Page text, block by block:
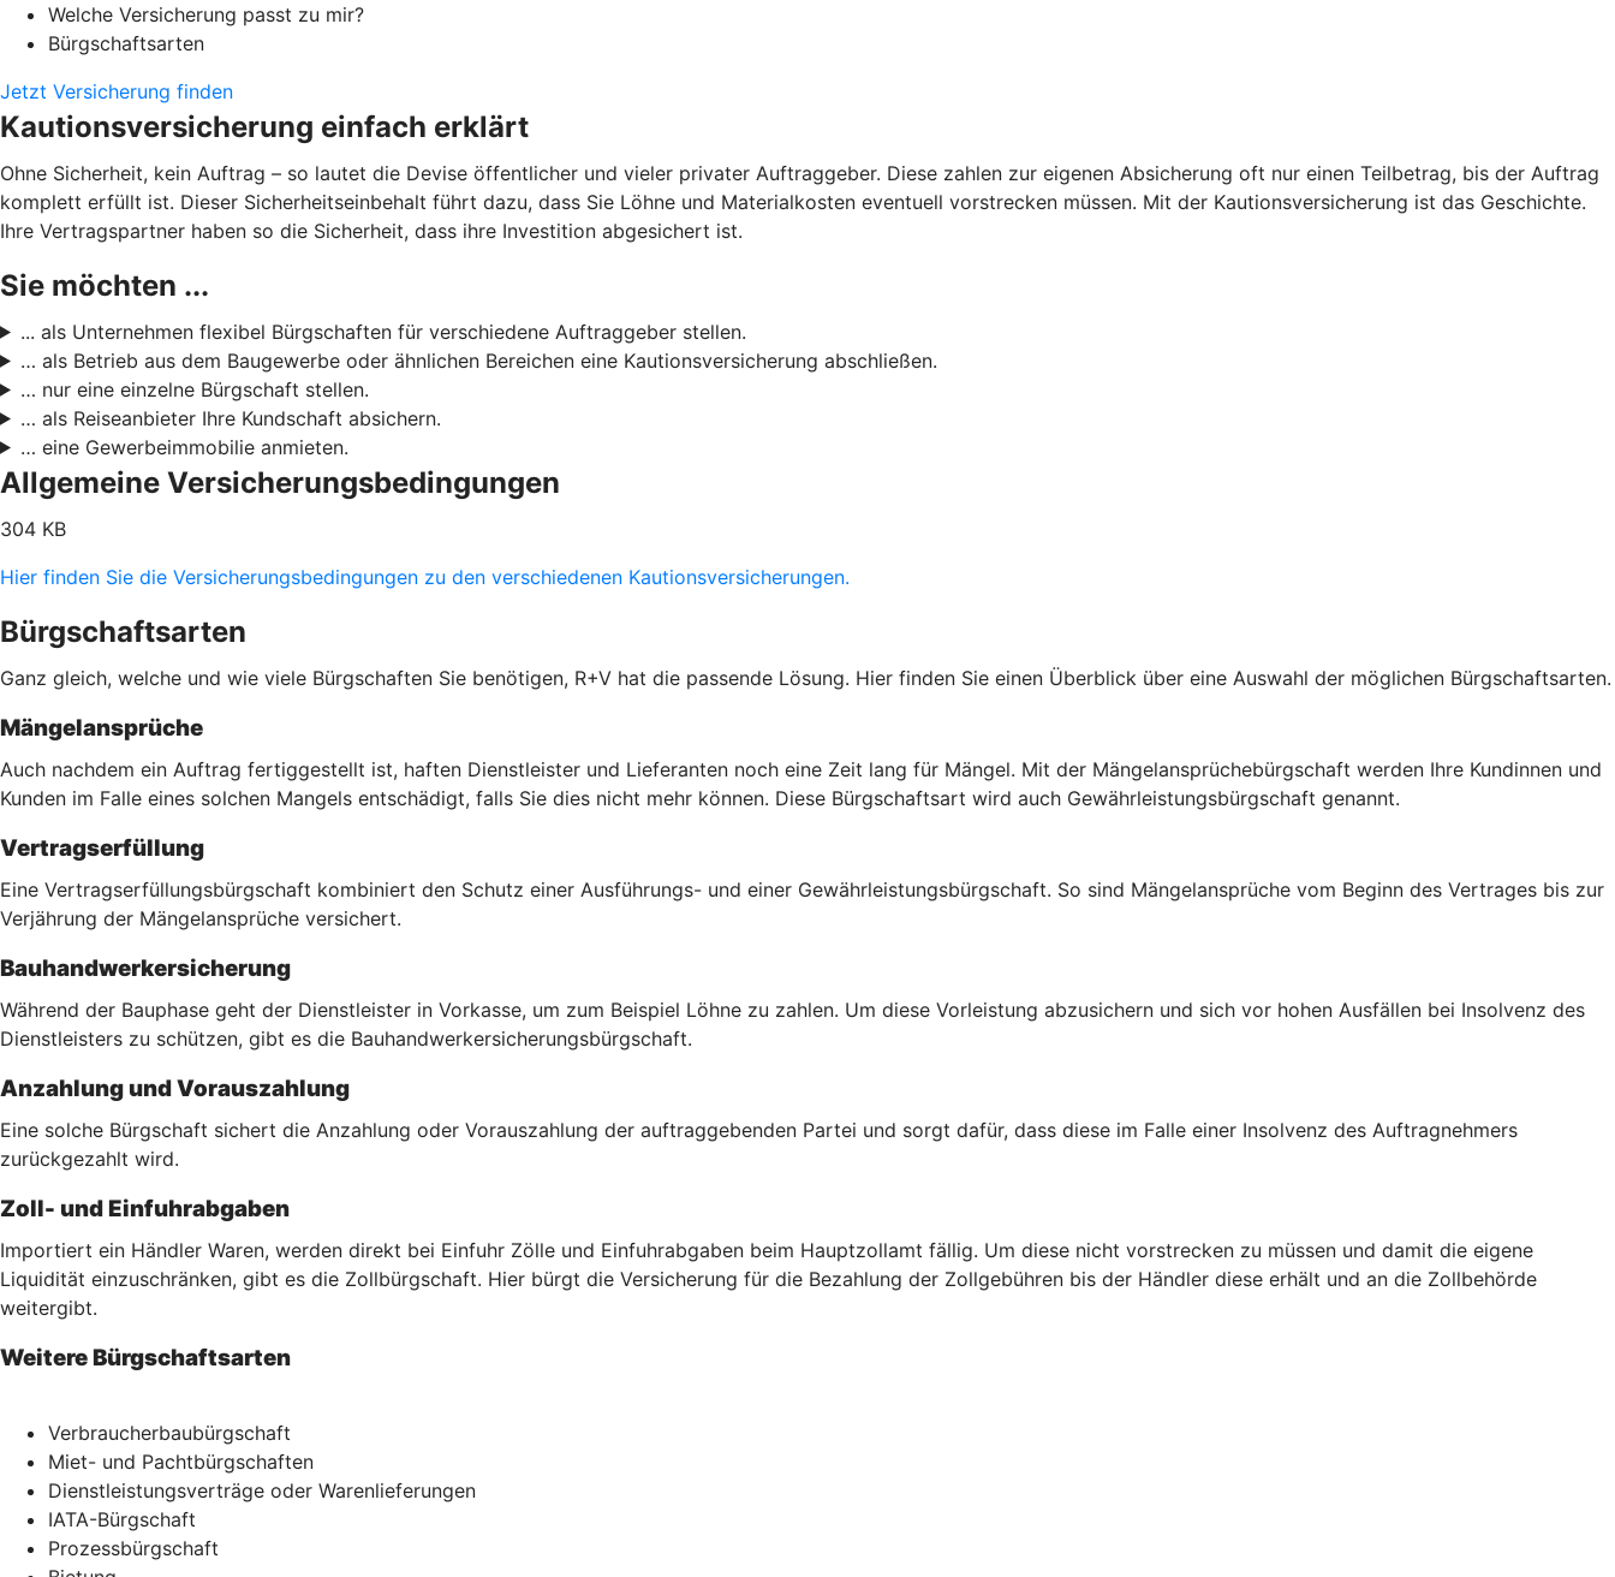
Welche Versicherung passt zu mir?
Bürgschaftsarten
Jetzt Versicherung finden
Kautionsversicherung einfach erklärt
Ohne Sicherheit, kein Auftrag – so lautet die Devise öffentlicher und vieler privater Auftraggeber. Diese zahlen zur eigenen Absicherung oft nur einen Teilbetrag, bis der Auftrag
komplett erfüllt ist. Dieser Sicherheitseinbehalt führt dazu, dass Sie Löhne und Materialkosten eventuell vorstrecken müssen. Mit der Kautionsversicherung ist das Geschichte.
Ihre Vertragspartner haben so die Sicherheit, dass ihre Investition abgesichert ist.
Sie möchten ...
... als Unternehmen flexibel Bürgschaften für verschiedene Auftraggeber stellen.
… als Betrieb aus dem Baugewerbe oder ähnlichen Bereichen eine Kautionsversicherung abschließen.
… nur eine einzelne Bürgschaft stellen.
… als Reiseanbieter Ihre Kundschaft absichern.
… eine Gewerbeimmobilie anmieten.
Allgemeine Versicherungsbedingungen
304 KB
Hier finden Sie die Versicherungsbedingungen zu den verschiedenen Kautionsversicherungen.
Bürgschaftsarten
Ganz gleich, welche und wie viele Bürgschaften Sie benötigen, R+V hat die passende Lösung. Hier finden Sie einen Überblick über eine Auswahl der möglichen Bürgschaftsarten.
Mängelansprüche
Auch nachdem ein Auftrag fertiggestellt ist, haften Dienstleister und Lieferanten noch eine Zeit lang für Mängel. Mit der Mängelansprüchebürgschaft werden Ihre Kundinnen und
Kunden im Falle eines solchen Mangels entschädigt, falls Sie dies nicht mehr können. Diese Bürgschaftsart wird auch Gewährleistungsbürgschaft genannt.
Vertragserfüllung
Eine Vertragserfüllungsbürgschaft kombiniert den Schutz einer Ausführungs- und einer Gewährleistungsbürgschaft. So sind Mängelansprüche vom Beginn des Vertrages bis zur
Verjährung der Mängelansprüche versichert.
Bauhandwerkersicherung
Während der Bauphase geht der Dienstleister in Vorkasse, um zum Beispiel Löhne zu zahlen. Um diese Vorleistung abzusichern und sich vor hohen Ausfällen bei Insolvenz des
Dienstleisters zu schützen, gibt es die Bauhandwerkersicherungsbürgschaft.
Anzahlung und Vorauszahlung
Eine solche Bürgschaft sichert die Anzahlung oder Vorauszahlung der auftraggebenden Partei und sorgt dafür, dass diese im Falle einer Insolvenz des Auftragnehmers
zurückgezahlt wird.
Zoll- und Einfuhrabgaben
Importiert ein Händler Waren, werden direkt bei Einfuhr Zölle und Einfuhrabgaben beim Hauptzollamt fällig. Um diese nicht vorstrecken zu müssen und damit die eigene
Liquidität einzuschränken, gibt es die Zollbürgschaft. Hier bürgt die Versicherung für die Bezahlung der Zollgebühren bis der Händler diese erhält und an die Zollbehörde
weitergibt.
Weitere Bürgschaftsarten
Verbraucherbaubürgschaft
Miet- und Pachtbürgschaften
Dienstleistungsverträge oder Warenlieferungen
IATA-Bürgschaft
Prozessbürgschaft